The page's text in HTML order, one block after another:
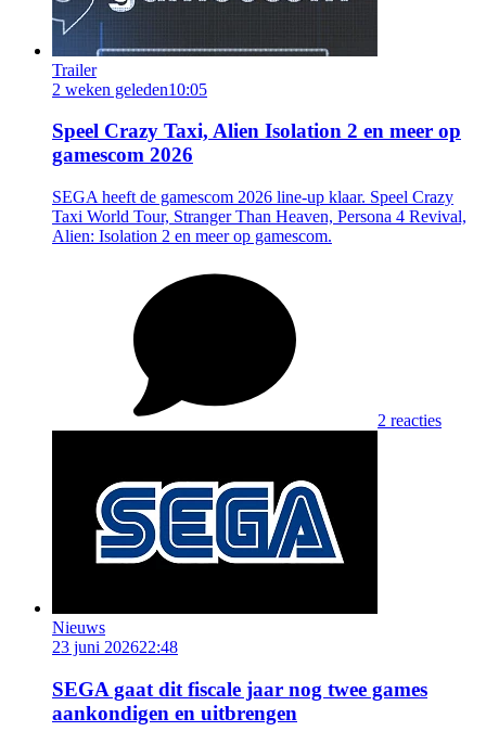
Trailer
2 weken geleden10:05
Speel Crazy Taxi, Alien Isolation 2 en meer op
gamescom 2026
SEGA heeft de gamescom 2026 line-up klaar. Speel Crazy
Taxi World Tour, Stranger Than Heaven, Persona 4 Revival,
Alien: Isolation 2 en meer op gamescom.
2 reacties
Nieuws
23 juni 202622:48
SEGA gaat dit fiscale jaar nog twee games
aankondigen en uitbrengen